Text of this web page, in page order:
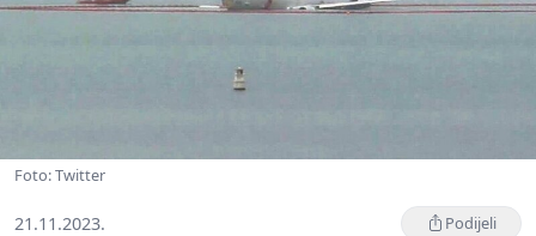
Foto: Twitter
21.11.2023. Podijeli